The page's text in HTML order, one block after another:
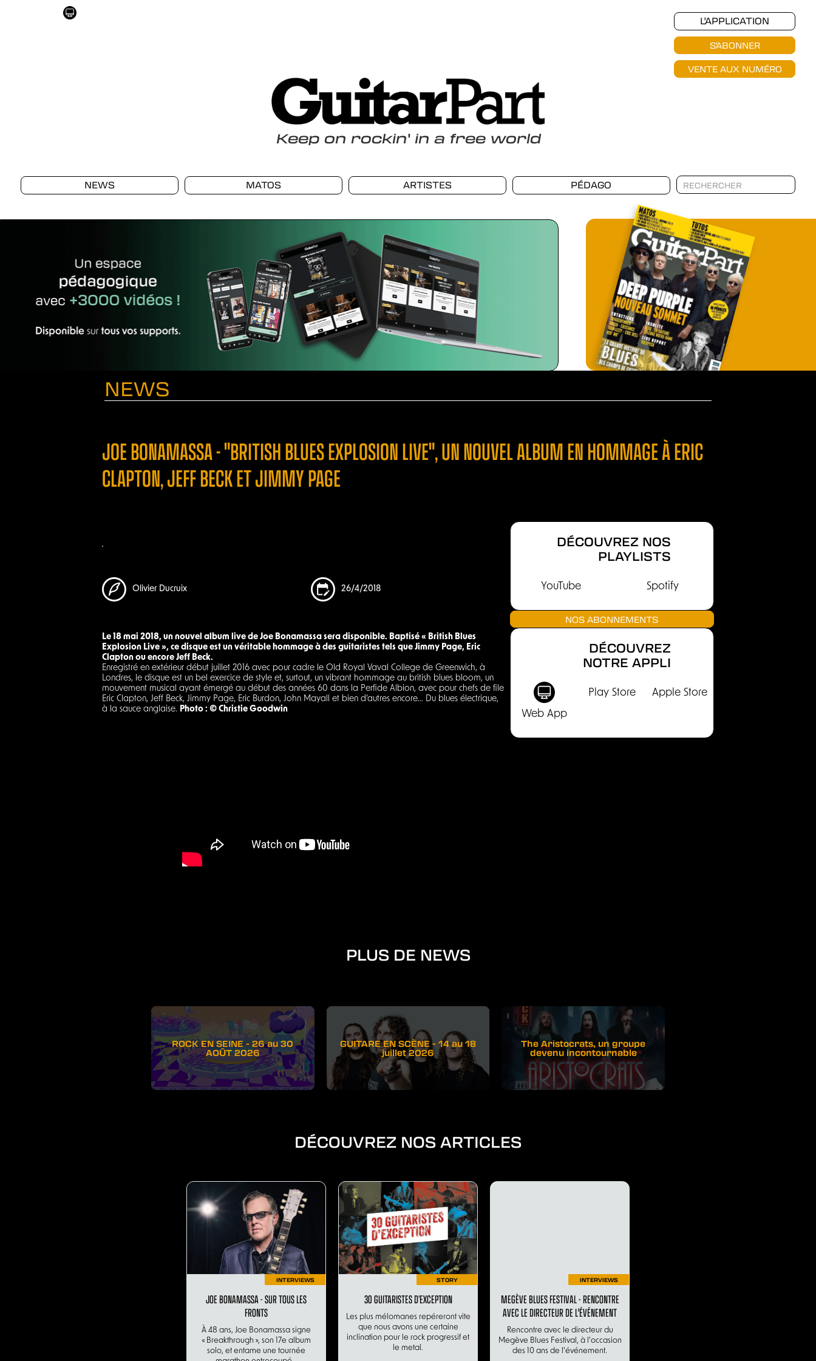
L'APPLICATION
S'ABONNER
VENTE AUX NUMÉRO
Keepon rockin' in a free world
NEWS MATOS ARTISTES PÉDAGO
NEWS
JOE BONAMASSA - "BRITISH BLUES EXPLOSION LIVE", UN NOUVEL ALBUM EN HOMMAGE À ERIC
CLAPTON, JEFF BECK ET JIMMY PAGE
Olivier Ducruix 26/4/2018
Le 18 mai 2018, un nouvel album live de Joe Bonamassa sera disponible. Baptisé « British Blues
Explosion Live », ce disque est un véritable hommage à des guitaristes tels que Jimmy Page, Eric
Clapton ou encore Jeff Beck.
Enregistré en extérieur début juillet 2016 avec pour cadre le Old Royal Vaval College de Greenwich, à
Londres, le disque est un bel exercice de style et, surtout, un vibrant hommage au british blues bloom, un
mouvement musical ayant émergé au début des années 60 dans la Perfide Albion, avec pour chefs de file
Eric Clapton, Jeff Beck, Jimmy Page, Eric Burdon, John Mayall et bien d’autres encore… Du blues électrique,
à la sauce anglaise. Photo : © Christie Goodwin
DÉCOUVREZ NOS
PLAYLISTS
YouTube Spotify
NOS ABONNEMENTS
DÉCOUVREZ
NOTRE APPLI
Web App
Play Store Apple Store
PLUS DE NEWS
ROCK EN SEINE - 26 au 30
AOÛT 2026
GUITARE EN SCÈNE - 14 au 18
juillet 2026
The Aristocrats, un groupe
devenu incontournable
DÉCOUVREZ NOS ARTICLES
INTERVIEWS
JOE BONAMASSA - SUR TOUS LES
FRONTS
À 48 ans, Joe Bonamassa signe
« Breakthrough », son 17e album
solo, et entame une tournée
STORY
30 GUITARISTES D’EXCEPTION
Les plus mélomanes repéreront vite
que nous avons une certaine
inclination pour le rock progressif et
le metal.
INTERVIEWS
MEGÈVE BLUES FESTIVAL - RENCONTRE
AVEC LE DIRECTEUR DE L'ÉVÉNEMENT
Rencontre avec le directeur du
Megève Blues Festival, à l'occasion
des 10 ans de l'événement.